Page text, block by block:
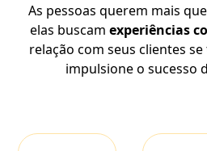
As pessoas querem mais
elas buscam experiências
relação com seus clientes
impulsione o sucesso